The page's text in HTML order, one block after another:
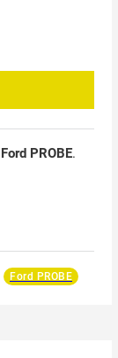
Ford PROBE.
Ford PROBE